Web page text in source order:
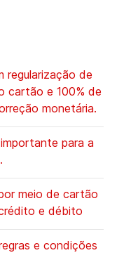
regularização de
cartão e 100% de
monetária.
para a
meio de cartão
e débito
e condições